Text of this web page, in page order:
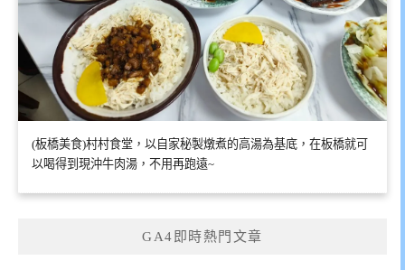
(板橋美食)村村食堂，以自家秘製燉煮的高湯為基底，在板橋就可
以喝得到現沖牛肉湯，不用再跑遠~
GA4即時熱門文章